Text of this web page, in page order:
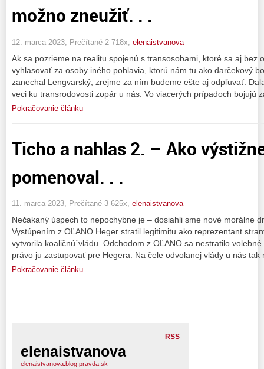
možno zneužiť. . .
12. marca 2023, Prečítané 2 718x, elenaistvanova
Ak sa pozrieme na realitu spojenú s transosobami, ktoré sa aj bez
vyhlasovať za osoby iného pohlavia, ktorú nám tu ako darčekový
zanechal Lengvarský, zrejme za ním budeme ešte aj odpľuvať.
veci ku transrodovosti zopár u nás. Vo viacerých prípadoch bojujú
Pokračovanie článku
Ticho a nahlas 2. – Ako
pomenoval. . .
11. marca 2023, Prečítané 3 625x, elenaistvanova
Nečakaný úspech to nepochybne je – dosiahli sme nové morálne
Vystúpením z OĽANO Heger stratil legitimitu ako reprezentant
vytvorila koaličnú´vládu. Odchodom z OĽANO sa nestratilo
právo ju zastupovať pre Hegera. Na čele odvolanej vlády u nás
Pokračovanie článku
RSS
elenaistvanova
elenaistvanova.blog.pravda.sk